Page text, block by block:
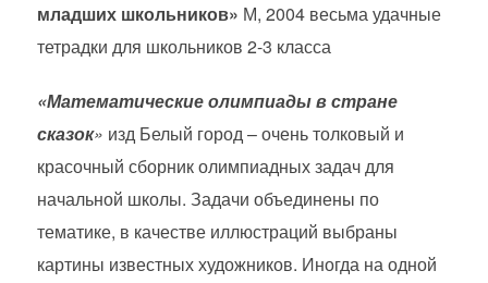
младших школьников» М, 2004 весьма удачные
тетрадки для школьников 2-3 класса
«Математические олимпиады в стране
сказок» изд Белый город – очень толковый и
красочный сборник олимпиадных задач для
начальной школы. Задачи объединены по
тематике, в качестве иллюстраций выбраны
картины известных художников. Иногда на одной